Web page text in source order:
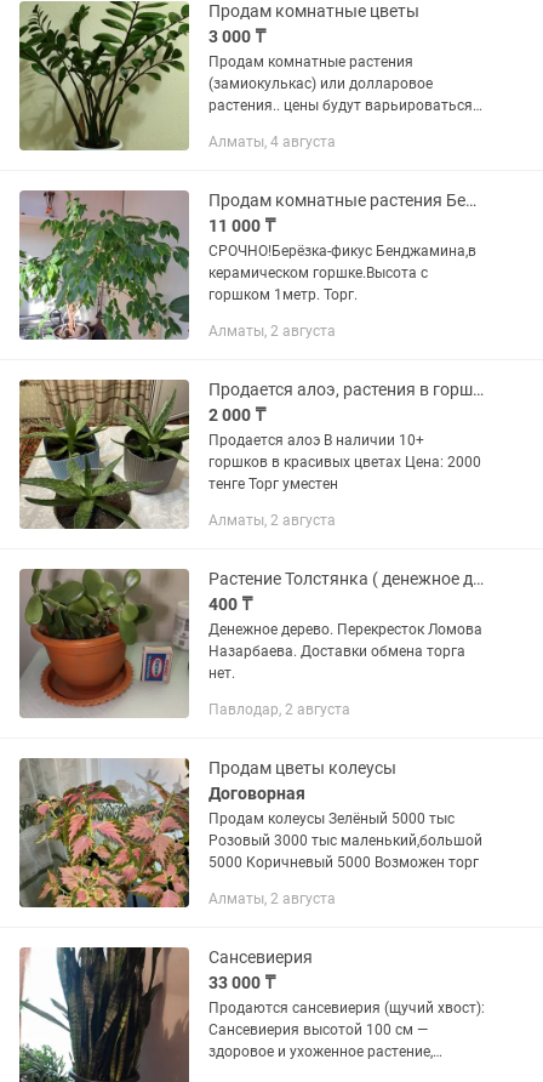
Продам комнатные цветы
3 000 ₸
Продам комнатные растения
(замиокулькас) или долларовое
растения.. цены будут варьироваться
средние, маленькие 3.000 5.000..8000..
Алматы, 4 августа
Продам комнатные растения Берёзка-фикус Бенджамина
11 000 ₸
СРОЧНО!Берёзка-фикус Бенджамина,в
керамическом горшке.Высота с
горшком 1метр. Торг.
Алматы, 2 августа
Продается алоэ, растения в горшках
2 000 ₸
Продается алоэ В наличии 10+
горшков в красивых цветах Цена: 2000
тенге Торг уместен
Алматы, 2 августа
Растение Толстянка ( денежное дерево)
400 ₸
Денежное дерево. Перекресток Ломова
Назарбаева. Доставки обмена торга
нет.
Павлодар, 2 августа
Продам цветы колеусы
Договорная
Продам колеусы Зелёный 5000 тыс
Розовый 3000 тыс маленький,большой
5000 Коричневый 5000 Возможен торг
Алматы, 2 августа
Сансевиерия
33 000 ₸
Продаются сансевиерия (щучий хвост):
Сансевиерия высотой 100 см —
здоровое и ухоженное растение,